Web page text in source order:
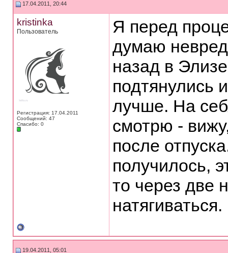
17.04.2011, 20:44
kristinka
Пользователь
Регистрация: 17.04.2011
Сообщений: 47
Спасибо: 0
Я перед
думаю
назад в
подтянулись
лучше. На
смотрю -
после
получилось,
то через две
натягиваться.
19.04.2011, 05:01